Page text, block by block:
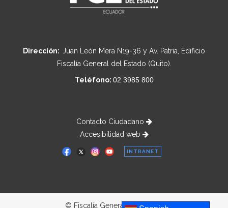
Dirección: Juan León Mera N19-36 y Av. Patria, Edificio
Fiscalía General del Estado (Quito).
Teléfono: 02 3985 800
Contacto Ciudadano
Accesibilidad web
INTRANET
© Fiscalía General del Estado